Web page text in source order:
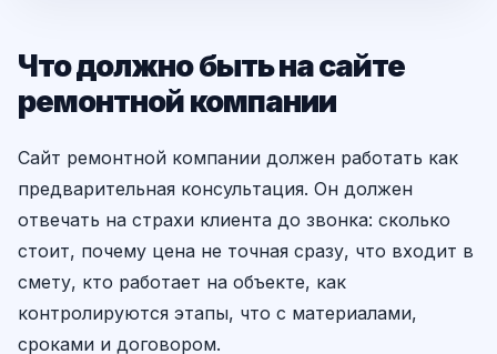
Что должно быть на сайте
ремонтной компании
Сайт ремонтной компании должен работать как
предварительная консультация. Он должен
отвечать на страхи клиента до звонка: сколько
стоит, почему цена не точная сразу, что входит в
смету, кто работает на объекте, как
контролируются этапы, что с материалами,
сроками и договором.